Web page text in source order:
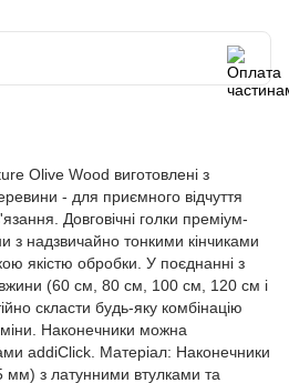
Olive Wood виготовлені з
- для приємного відчуття
Довговічні голки преміум-
з надзвичайно тонкими кінчиками
якістю обробки. У поєднанні з
(60 см, 80 см, 100 см, 120 см і
скласти будь-яку комбінацію
Наконечники можна
addiClick. Матеріал: Наконечники
мм) з латунними втулками та